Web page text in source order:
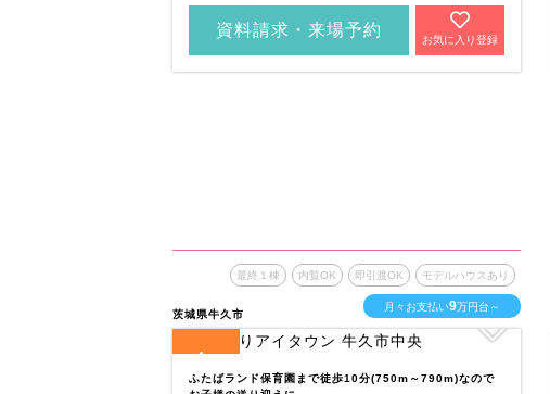
資料請求・来場予約
お気に入り登録
茨城県牛久市
最終１棟 内覧OK 即引渡OK モデルハウスあり
月々お支払い9万円台～
4
ふたばランド保育園まで徒歩10分(750m～790m)なので